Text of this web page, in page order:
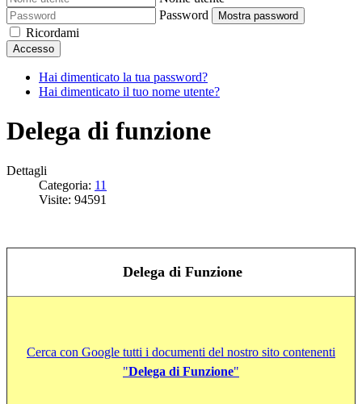
Password
Mostra password
Ricordami
Accesso
Hai dimenticato la tua password?
Hai dimenticato il tuo nome utente?
Delega di funzione
Dettagli
Categoria: 11
Visite: 94591
Delega di Funzione
Cerca con Google tutti i documenti del nostro sito contenenti
"Delega di Funzione"